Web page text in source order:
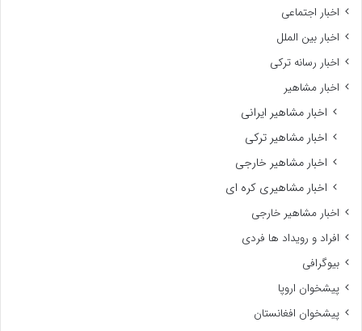
اخبار اجتماعی
اخبار بین الملل
اخبار رسانه ترکی
اخبار مشاهیر
اخبار مشاهیر ایرانی
اخبار مشاهیر ترکی
اخبار مشاهیر خارجی
اخبار مشاهیری کره ای
اخبار مشاهیر خارجی
افراد و رویداد ها فردی
بیوگرافی
پیشخوان اروپا
پیشخوان افغانستان